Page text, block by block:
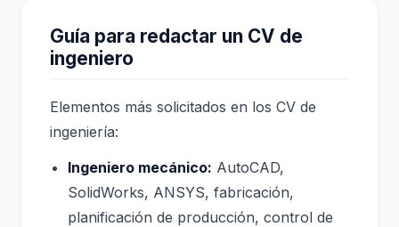
Guía para redactar un CV de
ingeniero
Elementos más solicitados en los CV de
ingeniería:
Ingeniero mecánico: AutoCAD,
SolidWorks, ANSYS, fabricación,
planificación de producción, control de